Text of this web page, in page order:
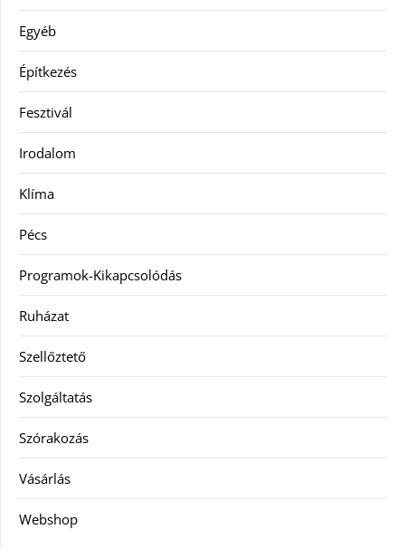
Egyéb
Építkezés
Fesztivál
Irodalom
Klíma
Pécs
Programok-Kikapcsolódás
Ruházat
Szellőztető
Szolgáltatás
Szórakozás
Vásárlás
Webshop